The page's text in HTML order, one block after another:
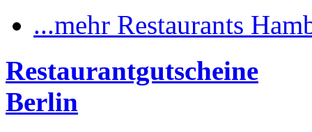
...mehr Restaurants
Restaurantgutscheine
Berlin